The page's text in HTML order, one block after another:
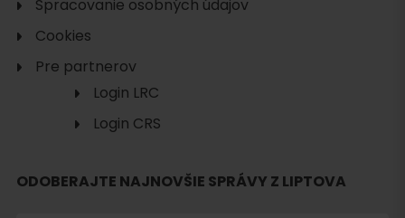
Spracovanie osobných údajov
Cookies
Pre partnerov
Login LRC
Login CRS
ODOBERAJTE NAJNOVŠIE SPRÁVY Z LIPTOVA